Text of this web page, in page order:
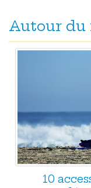
Autour du
10